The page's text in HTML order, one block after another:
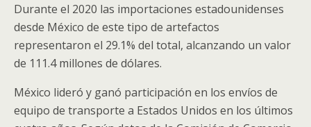
Durante el 2020 las importaciones estadounidenses
desde México de este tipo de artefactos
representaron el 29.1% del total, alcanzando un valor
de 111.4 millones de dólares.
México lideró y ganó participación en los envíos de
equipo de transporte a Estados Unidos en los últimos